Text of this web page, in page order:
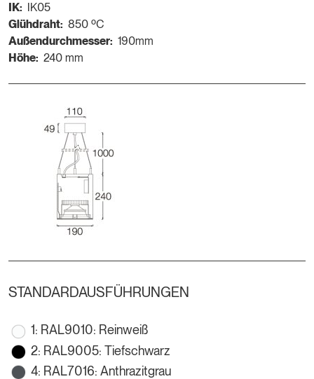
IK:
IK05
Glühdraht: 850 ºC
Außendurchmesser: 190mm
Höhe: 240 mm
STANDARDAUSFÜHRUNGEN
1: RAL9010: Reinweiß
2: RAL9005: Tiefschwarz
4: RAL7016: Anthrazitgrau